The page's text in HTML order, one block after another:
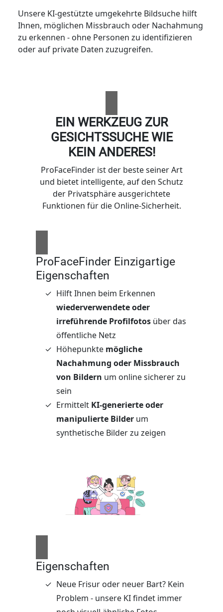
Unsere KI-gestützte umgekehrte Bildsuche hilft
Ihnen, möglichen Missbrauch oder Nachahmung
zu erkennen - ohne Personen zu identifizieren
oder auf private Daten zuzugreifen.
EIN WERKZEUG ZUR
GESICHTSSUCHE WIE
KEIN ANDERES!
ProFaceFinder ist der beste seiner Art
und bietet intelligente, auf den Schutz
der Privatsphäre ausgerichtete
Funktionen für die Online-Sicherheit.
ProFaceFinder Einzigartige
Eigenschaften
Hilft Ihnen beim Erkennen
wiederverwendete oder
irreführende Profilfotosüber das
öffentliche Netz
Höhepunkte mögliche
Nachahmung oder Missbrauch
von Bildern um online sicherer zu
sein
Ermittelt KI-generierte oder
manipulierte Bilderum
synthetische Bilder zu zeigen
Eigenschaften
Neue Frisur oder neuer Bart? Kein
Problem - unsere KI findet immer